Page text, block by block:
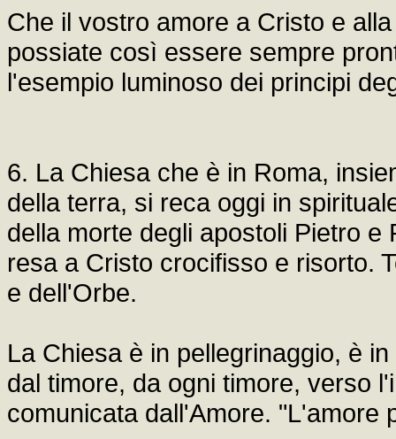
Che il vostro amore a Cristo e
possiate così essere sempre
l'esempio luminoso dei principi
6. La Chiesa che è in Roma,
della terra, si reca oggi in
della morte degli apostoli Pietro
resa a Cristo crocifisso e risorto.
e dell'Orbe.
La Chiesa è in pellegrinaggio, è
dal timore, da ogni timore, verso
comunicata dall'Amore. "L'amore